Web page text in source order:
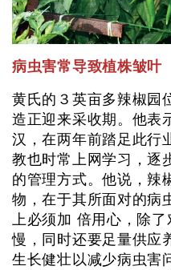
病虫害常导致植株皱叶
黄氏的３英亩多辣椒园
造正迎来采收期。他表
汉，在两年前踏足此行
教也时常上网学习，逐
的管理方式。他说，辣
物，在于其所面对的病
上必须加 倍用心，除
慢，同时还要足量供应
生长健壮以减少病虫害